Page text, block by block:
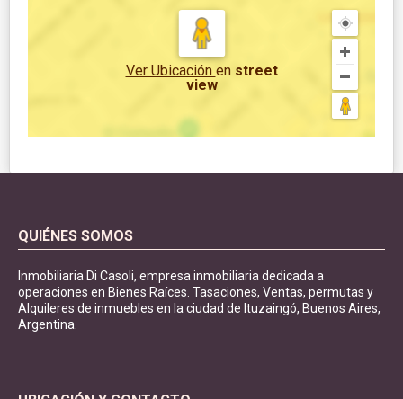
Ver Ubicación en street
view
QUIÉNES SOMOS
Inmobiliaria Di Casoli, empresa inmobiliaria dedicada a
operaciones en Bienes Raíces. Tasaciones, Ventas, permutas y
Alquileres de inmuebles en la ciudad de Ituzaingó, Buenos Aires,
Argentina.